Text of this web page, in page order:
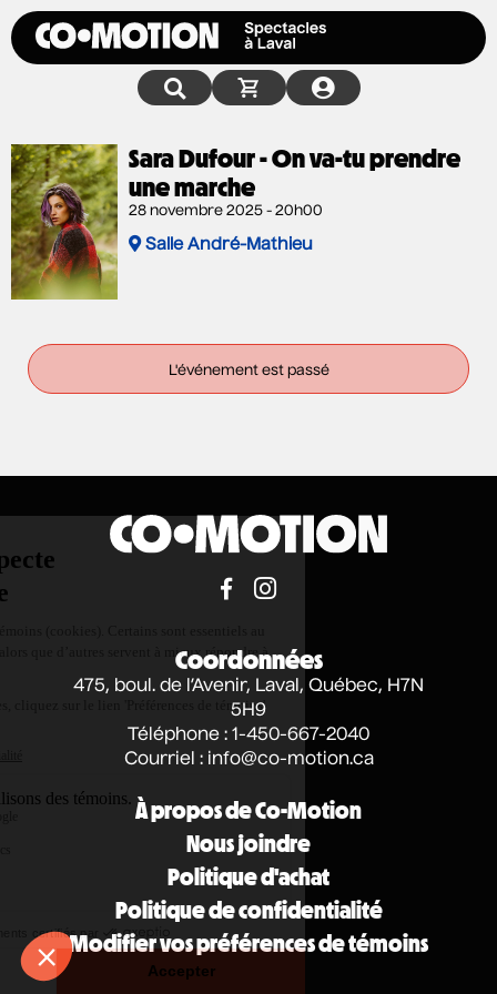
Sara Dufour - On va-tu prendre
une marche
28 novembre 2025 - 20h00
Salle André-Mathieu
L'événement est passé
Coordonnées
475, boul. de l’Avenir, Laval, Québec, H7N
5H9
Téléphone : 1-450-667-2040
Courriel : info@co-motion.ca
À propos de Co-Motion
Nous joindre
Politique d'achat
Politique de confidentialité
Modifier vos préférences de témoins